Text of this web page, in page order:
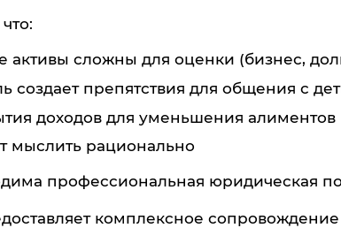
активы сложны для оценки (бизнес,
создает препятствия для общения с
доходов для уменьшения алиментов
рационально
профессиональная юридическая
комплексное сопровождение